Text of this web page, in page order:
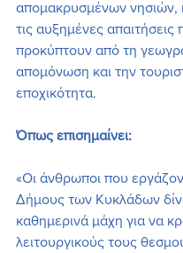
απομακρυσμένων νησιών,
τις αυξημένες απαιτήσεις
προκύπτουν από τη
απομόνωση και την
εποχικότητα.
Όπως επισημαίνει:
«Οι άνθρωποι που
Δήμους των Κυκλάδων
καθημερινά μάχη για να
λειτουργικούς τους